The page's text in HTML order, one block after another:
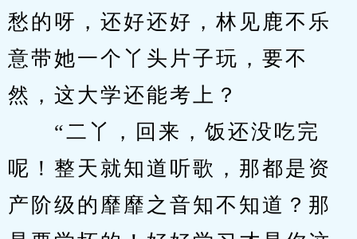
愁的呀，还好还好，林见鹿不乐
意带她一个丫头片子玩，要不
然，这大学还能考上？
“二丫，回来，饭还没吃完
呢！整天就知道听歌，那都是资
产阶级的靡靡之音知不知道？那